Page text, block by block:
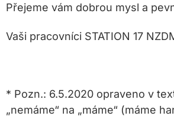
Přejeme vám dobrou mysl a
Vaši pracovníci STATION 17
* Pozn.: 6.5.2020 opraveno v
„nemáme“ na „máme“ (máme